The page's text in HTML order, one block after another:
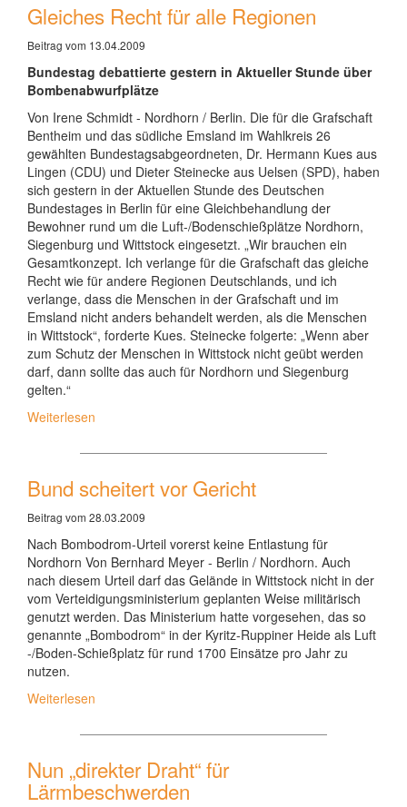
Gleiches Recht für alle Regionen
Beitrag vom 13.04.2009
Bundestag debattierte gestern in Aktueller Stunde über
Bombenabwurfplätze
Von Irene Schmidt - Nordhorn / Berlin. Die für die Grafschaft
Bentheim und das südliche Emsland im Wahlkreis 26
gewählten Bundestagsabgeordneten, Dr. Hermann Kues aus
Lingen (CDU) und Dieter Steinecke aus Uelsen (SPD), haben
sich gestern in der Aktuellen Stunde des Deutschen
Bundestages in Berlin für eine Gleichbehandlung der
Bewohner rund um die Luft-/Bodenschießplätze Nordhorn,
Siegenburg und Wittstock eingesetzt. „Wir brauchen ein
Gesamtkonzept. Ich verlange für die Grafschaft das gleiche
Recht wie für andere Regionen Deutschlands, und ich
verlange, dass die Menschen in der Grafschaft und im
Emsland nicht anders behandelt werden, als die Menschen
in Wittstock“, forderte Kues. Steinecke folgerte: „Wenn aber
zum Schutz der Menschen in Wittstock nicht geübt werden
darf, dann sollte das auch für Nordhorn und Siegenburg
gelten.“
Weiterlesen
Bund scheitert vor Gericht
Beitrag vom 28.03.2009
Nach Bombodrom-Urteil vorerst keine Entlastung für
Nordhorn Von Bernhard Meyer - Berlin / Nordhorn. Auch
nach diesem Urteil darf das Gelände in Wittstock nicht in der
vom Verteidigungsministerium geplanten Weise militärisch
genutzt werden. Das Ministerium hatte vorgesehen, das so
genannte „Bombodrom“ in der Kyritz-Ruppiner Heide als Luft
-/Boden-Schießplatz für rund 1700 Einsätze pro Jahr zu
nutzen.
Weiterlesen
Nun „direkter Draht“ für
Lärmbeschwerden